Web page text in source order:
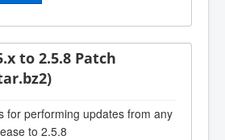
to 2.5.8 Patch
for performing updates from any
to 2.5.8